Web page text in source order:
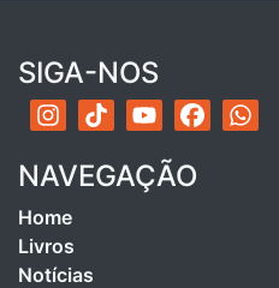
SIGA-NOS
NAVEGAÇÃO
Home
Livros
Notícias